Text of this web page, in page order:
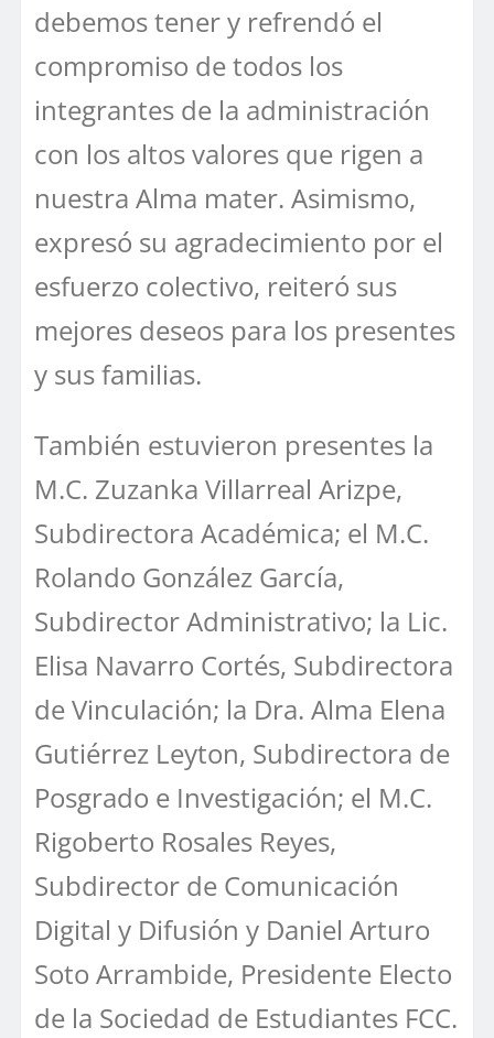
debemos tener y refrendó el
compromiso de todos los
integrantes de la administración
con los altos valores que rigen a
nuestra Alma mater. Asimismo,
expresó su agradecimiento por el
esfuerzo colectivo, reiteró sus
mejores deseos para los presentes
y sus familias.
También estuvieron presentes la
M.C. Zuzanka Villarreal Arizpe,
Subdirectora Académica; el M.C.
Rolando González García,
Subdirector Administrativo; la Lic.
Elisa Navarro Cortés, Subdirectora
de Vinculación; la Dra. Alma Elena
Gutiérrez Leyton, Subdirectora de
Posgrado e Investigación; el M.C.
Rigoberto Rosales Reyes,
Subdirector de Comunicación
Digital y Difusión y Daniel Arturo
Soto Arrambide, Presidente Electo
de la Sociedad de Estudiantes FCC.